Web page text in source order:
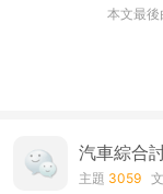
本文最
汽車綜合
主題 3059